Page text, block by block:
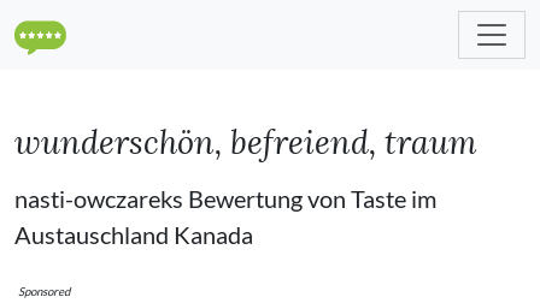
wunderschön, befreiend, traum
nasti-owczareks Bewertung von Taste im
Austauschland Kanada
Sponsored